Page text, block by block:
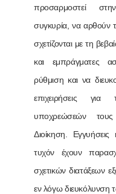
προσαρμοστεί
συγκυρία, να αρθούν
σχετίζονται με τη
και εμπράγματες
ρύθμιση και να
επιχειρήσεις
υποχρεώσεών
Διοίκηση.
τυχόν έχουν
σχετικών διατάξεων
εν λόγω διευκόλυνση